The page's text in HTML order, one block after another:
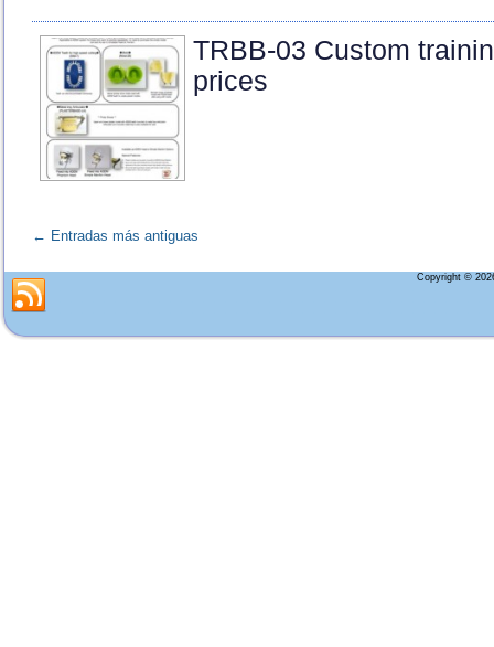
TRBB-03 Custom
prices
← Entradas más antiguas
Copyright ©